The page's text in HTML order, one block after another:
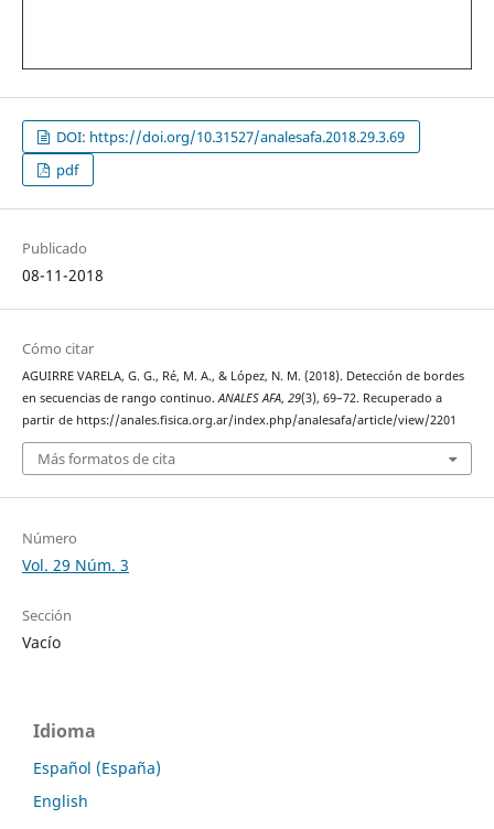
DOI: https://doi.org/10.31527/analesafa.2018.29.3.69
pdf
Publicado
08-11-2018
Cómo citar
AGUIRRE VARELA, G. G., Ré, M. A., & López, N. M. (2018). Detección de bordes
en secuencias de rango continuo.ANALES AFA, 29(3), 69–72. Recuperado a
partir de https://anales.fisica.org.ar/index.php/analesafa/article/view/2201
Más formatos de cita
Número
Vol. 29 Núm. 3
Sección
Vacío
Idioma
Español (España)
English